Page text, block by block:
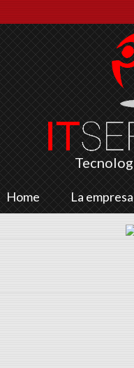
Home La empresa